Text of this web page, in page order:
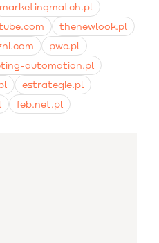
marketingmatch.pl
thenewlook.pl
pwc.pl
automation.pl
estrategie.pl
feb.net.pl